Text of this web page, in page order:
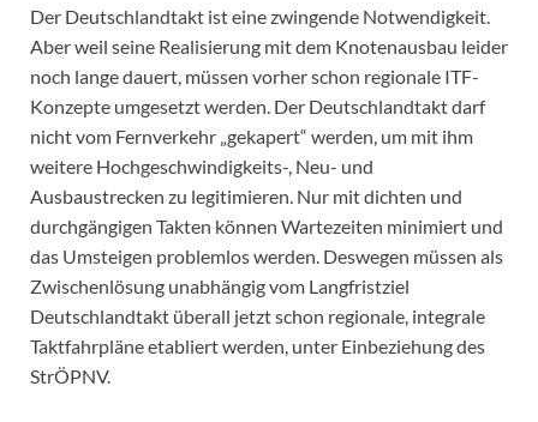
Der Deutschlandtakt ist eine zwingende Notwendigkeit.
Aber weil seine Realisierung mit dem Knotenausbau leider
noch lange dauert, müssen vorher schon regionale ITF-
Konzepte umgesetzt werden. Der Deutschlandtakt darf
nicht vom Fernverkehr „gekapert“ werden, um mit ihm
weitere Hochgeschwindigkeits-, Neu- und
Ausbaustrecken zu legitimieren. Nur mit dichten und
durchgängigen Takten können Wartezeiten minimiert und
das Umsteigen problemlos werden. Deswegen müssen als
Zwischenlösung unabhängig vom Langfristziel
Deutschlandtakt überall jetzt schon regionale, integrale
Taktfahrpläne etabliert werden, unter Einbeziehung des
StrÖPNV.